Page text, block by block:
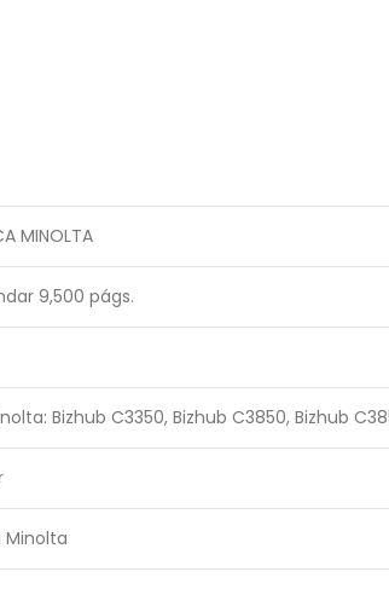
MINOLTA
9,500 págs.
Bizhub C3350, Bizhub C3850, Bizhub
Minolta